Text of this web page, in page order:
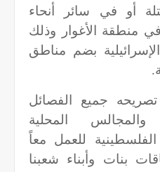
أو في سائر أنحاء
في منطقة الأغوار وذلك
بضم مناطق
جميع الفصائل
والمجالس المحلية
للعمل معاً
بنات وأبناء شعبنا